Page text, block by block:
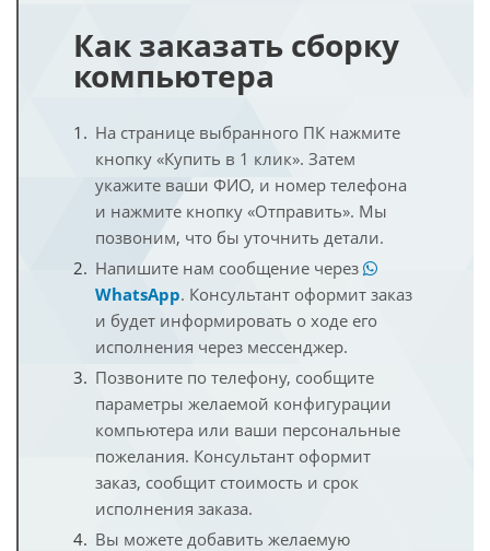
Как заказать сборку
компьютера
На странице выбранного ПК нажмите
кнопку «Купить в 1 клик». Затем
укажите ваши ФИО, и номер телефона
и нажмите кнопку «Отправить». Мы
позвоним, что бы уточнить детали.
Напишите нам сообщение через
WhatsApp. Консультант оформит заказ
и будет информировать о ходе его
исполнения через мессенджер.
Позвоните по телефону, сообщите
параметры желаемой конфигурации
компьютера или ваши персональные
пожелания. Консультант оформит
заказ, сообщит стоимость и срок
исполнения заказа.
Вы можете добавить желаемую